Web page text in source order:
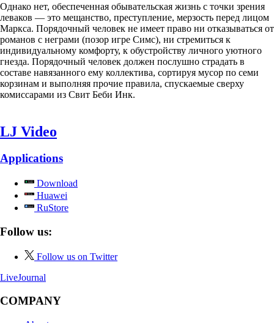
Однако нет, обеспеченная обывательская жизнь с точки зрения
леваков — это мещанство, преступление, мерзость перед лицом
Маркса. Порядочный человек не имеет право ни отказываться от
романов с неграми (позор игре Симс), ни стремиться к
индивидуальному комфорту, к обустройству личного уютного
гнезда. Порядочный человек должен послушно страдать в
составе навязанного ему коллектива, сортируя мусор по семи
корзинам и выполняя прочие правила, спускаемые сверху
комиссарами из Свит Беби Инк.
LJ Video
Applications
Download
Huawei
RuStore
Follow us:
Follow us on Twitter
LiveJournal
COMPANY